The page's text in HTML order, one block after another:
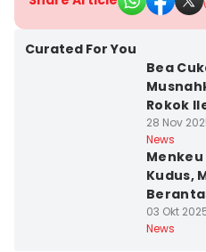
Curated For You
Bea
Rokok
28 Nov
News
Kudus,
03 Okt
News